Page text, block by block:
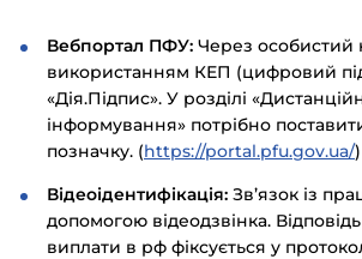
Вебпортал ПФУ: Через особистий
використанням КЕП (цифровий
«Дія.Підпис». У розділі
інформування» потрібно
позначку. (https://portal.pfu.gov.ua/)
Відеоідентифікація: Зв’язок із
допомогою відеодзвінка.
виплати в рф фіксується у